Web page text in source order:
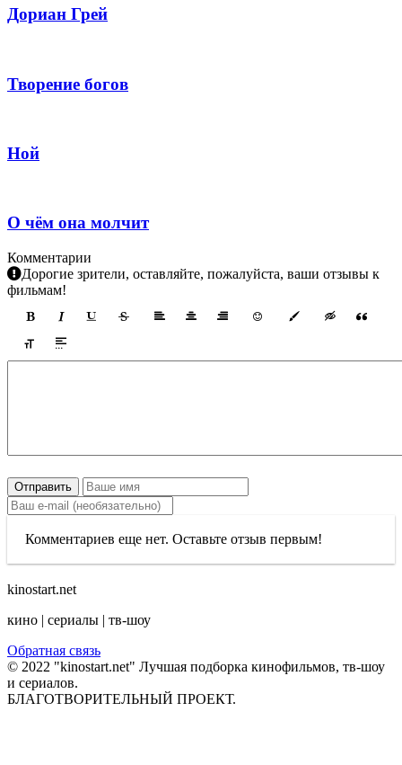
Дориан Грей
Творение богов
Ной
О чём она молчит
Комментарии
Дорогие зрители, оставляйте, пожалуйста, ваши отзывы к
фильмам!
Отправить
Комментариев еще нет. Оставьте отзыв первым!
kinostart.net
кино | сериалы | тв-шоу
Обратная связь
© 2022 "kinostart.net" Лучшая подборка кинофильмов, тв-шоу
и сериалов.
БЛАГОТВОРИТЕЛЬНЫЙ ПРОЕКТ.